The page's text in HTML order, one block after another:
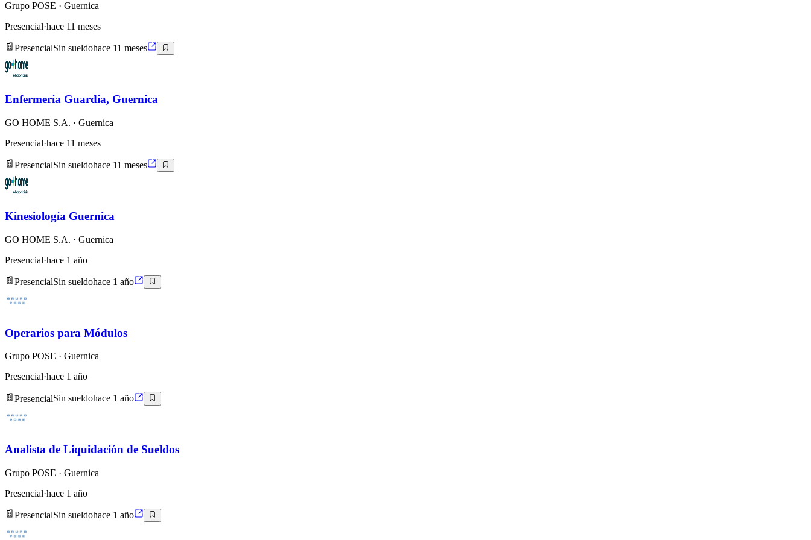
Grupo POSE · Guernica
Presencial·hace 11 meses
PresencialSin sueldohace 11 meses
Enfermería Guardia, Guernica
GO HOME S.A. · Guernica
Presencial·hace 11 meses
PresencialSin sueldohace 11 meses
Kinesiología Guernica
GO HOME S.A. · Guernica
Presencial·hace 1 año
PresencialSin sueldohace 1 año
Operarios para Módulos
Grupo POSE · Guernica
Presencial·hace 1 año
PresencialSin sueldohace 1 año
Analista de Liquidación de Sueldos
Grupo POSE · Guernica
Presencial·hace 1 año
PresencialSin sueldohace 1 año